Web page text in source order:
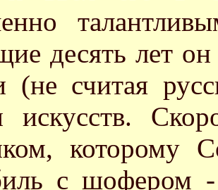
десять лет
(не считая
искусств.
которому
с шофером